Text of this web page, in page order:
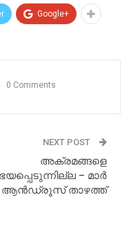
Google+
0 Comments
NEXT POST
അക്രമങ്ങളെ
ഭയപ്പെടുന്നില്ല – മാർ
ആൻഡ്രൂസ് താഴത്ത്